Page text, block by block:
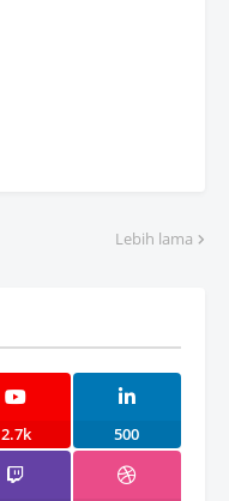
Lebih lama
2.7k 500